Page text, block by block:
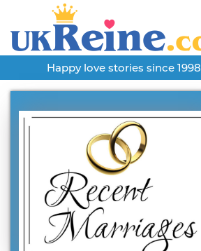
Happy love stories since 1998